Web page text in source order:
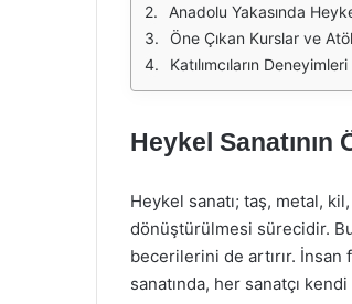
Anadolu Yakasında
Öne Çıkan Kurslar ve
Katılımcıların Deneyimleri
Heykel Sanatının
Heykel sanatı; taş, metal,
dönüştürülmesi sürecidir. Bu
becerilerini de artırır.
sanatında, her sanatçı